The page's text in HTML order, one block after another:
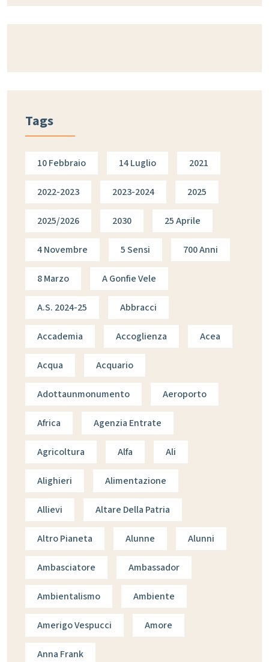
Tags
10 Febbraio 14 Luglio 2021
2022-2023 2023-2024 2025
2025/2026 2030 25 Aprile
4 Novembre 5 Sensi 700 Anni
8 Marzo A Gonfie Vele
A.s. 2024-25 Abbracci
Accademia Accoglienza Acea
Acqua Acquario
Adottaunmonumento Aeroporto
Africa Agenzia Entrate
Agricoltura Alfa Ali
Alighieri Alimentazione
Allievi Altare Della Patria
Altro Pianeta Alunne Alunni
Ambasciatore Ambassador
Ambientalismo Ambiente
Amerigo Vespucci Amore
Anna Frank